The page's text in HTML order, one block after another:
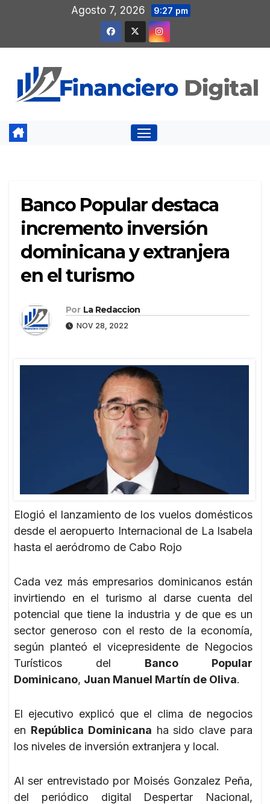
contenido
Agosto 7, 2026 9:27 pm
Banco Popular destaca
incremento inversión
dominicana y extranjera
en el turismo
Por La Redaccion
NOV 28, 2022
Elogió el lanzamiento de los vuelos domésticos
desde el aeropuerto Internacional de La Isabela
hasta el aeródromo de Cabo Rojo
Cada vez más empresarios dominicanos están
invirtiendo en el turismo al darse cuenta del
potencial que tiene la industria y de que es un
sector generoso con el resto de la economía,
según planteó el vicepresidente de Negocios
Turísticos del Banco Popular
Dominicano, Juan Manuel Martín de Oliva.
El ejecutivo explicó que el clima de negocios
en República Dominicana ha sido clave para
los niveles de inversión extranjera y local.
Al ser entrevistado por Moisés Gonzalez Peña,
del periódico digital Despertar Nacional,